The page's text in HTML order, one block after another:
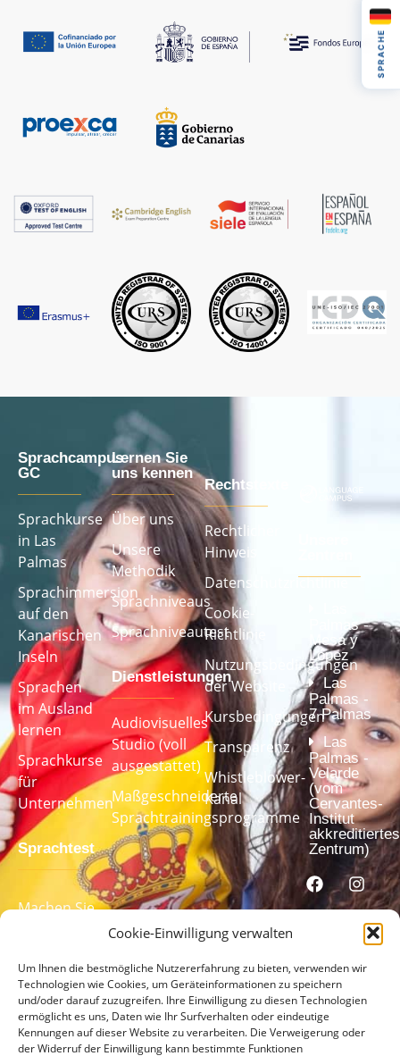
Cookie-Einwilligung verwalten
Um Ihnen die bestmögliche Nutzererfahrung zu bieten, verwenden wir
Technologien wie Cookies, um Geräteinformationen zu speichern
und/oder darauf zuzugreifen. Ihre Einwilligung zu diesen Technologien
ermöglicht es uns, Daten wie Ihr Surfverhalten oder eindeutige
Kennungen auf dieser Website zu verarbeiten. Die Verweigerung oder
der Widerruf der Einwilligung kann bestimmte Funktionen
Sprachcampus
GC
Sprachkurse
in Las
Palmas
Sprachimmersion
auf den
Kanarischen
Inseln
Sprachen
im Ausland
lernen
Sprachkurse
für
Unternehmen
Sprachtest
Machen Sie
um Ihr
Sprachniveau
zu ermitteln
Lernen Sie
uns kennen
Über uns
Unsere
Methodik
Sprachniveaus
Sprachniveautest
Dienstleistungen
Audiovisuelles
Studio (voll
ausgestattet)
Maßgeschneiderte
Sprachtrainingsprogramme
Rechtstexte
Rechtlicher
Hinweis
Datenschutzrichtlinie
Cookie-
Richtlinie
Nutzungsbedingungen
der Website
Kursbedingungen
Transparenz
Whistleblower-
Kanal
Palmas -
Mesa y
López
Las
Palmas -
7 Palmas
Las
Palmas -
Velarde
(vom
Cervantes-
Institut
akkreditiertes
Zentrum)
SPRACHE